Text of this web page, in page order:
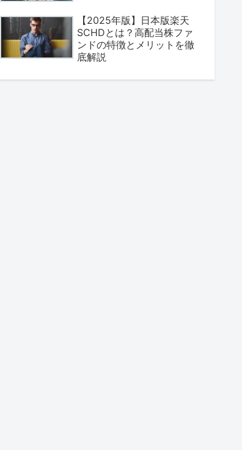
【2025年版】日本版楽天
SCHDとは？高配当株ファ
ンドの特徴とメリットを徹
底解説